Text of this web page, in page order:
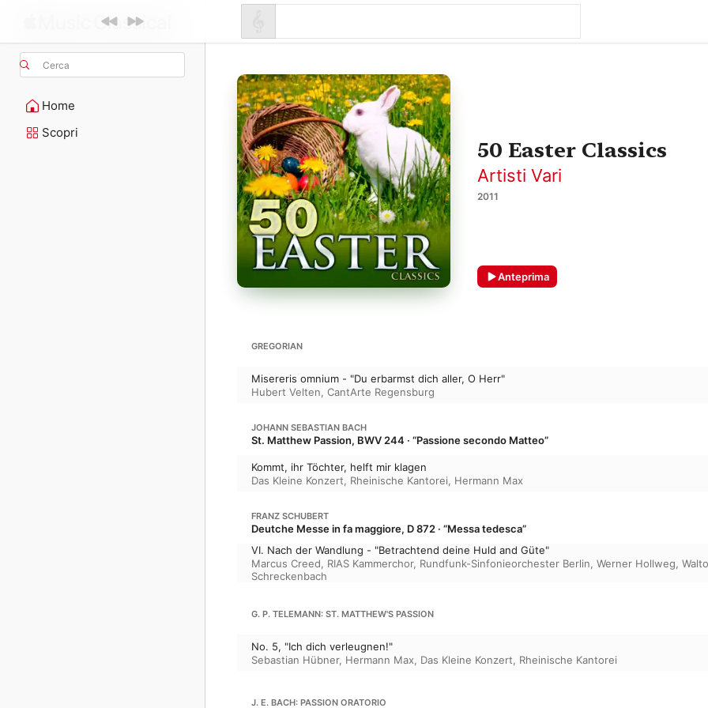
Cerca
Home
Scopri
50 Easter Classics
Artisti Vari
2011
Anteprima
GREGORIAN
Misereris omnium - "Du erbarmst dich aller, O Herr"
Hubert Velten, CantArte Regensburg
JOHANN SEBASTIAN BACH
St. Matthew Passion, BWV 244 · “Passione secondo Matteo”
Kommt, ihr Töchter, helft mir klagen
Das Kleine Konzert, Rheinische Kantorei, Hermann Max
FRANZ SCHUBERT
Deutche Messe in fa maggiore, D 872 · “Messa tedesca”
VI. Nach der Wandlung - "Betrachtend deine Huld and Güte"
Marcus Creed, RIAS Kammerchor, Rundfunk-Sinfonieorchester Berlin, Werner Hollweg,
Schreckenbach
G. P. TELEMANN: ST. MATTHEW'S PASSION
No. 5, "Ich dich verleugnen!"
Sebastian Hübner, Hermann Max, Das Kleine Konzert, Rheinische Kantorei
J. E. BACH: PASSION ORATORIO